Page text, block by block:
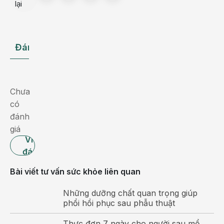
của
những
cảm
cúm,
họng,
lại
Đánh giá
Chưa
có
đánh
giá
Viết
đánh
Bài viết tư vấn sức khỏe liên quan
Những dưỡng chất quan trọng giúp
phổi hồi phục sau phẫu thuật